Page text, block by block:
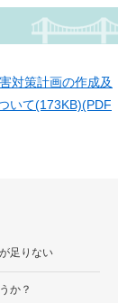
対策計画の作成及
いて(173KB)(PDF
足りない
か？